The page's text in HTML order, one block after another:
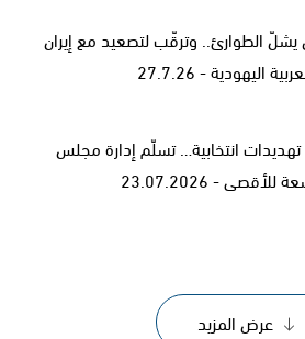
الطوارئ.. وترقّب لتصعيد مع إيران
- 27.7.26
انتخابية… تسلّم إدارة مجلس
- 23.07.2026
عرض المزيد